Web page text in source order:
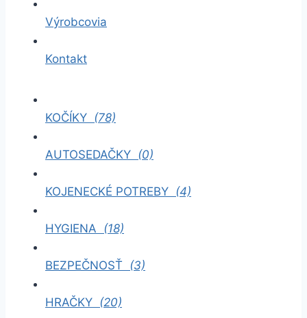
Výrobcovia
Kontakt
KOČÍKY (78)
AUTOSEDAČKY (0)
KOJENECKÉ POTREBY (4)
HYGIENA (18)
BEZPEČNOSŤ (3)
HRAČKY (20)